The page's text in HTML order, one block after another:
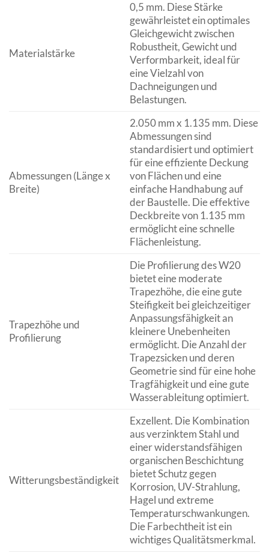
Materialstärke
0,5 mm. Diese Stärke
gewährleistet ein optimales
Gleichgewicht zwischen
Robustheit, Gewicht und
Verformbarkeit, ideal für
eine Vielzahl von
Dachneigungen und
Belastungen.
Abmessungen (Länge x
Breite)
2.050 mm x 1.135 mm. Diese
Abmessungen sind
standardisiert und optimiert
für eine effiziente Deckung
von Flächen und eine
einfache Handhabung auf
der Baustelle. Die effektive
Deckbreite von 1.135 mm
ermöglicht eine schnelle
Flächenleistung.
Trapezhöhe und
Profilierung
Die Profilierung des W20
bietet eine moderate
Trapezhöhe, die eine gute
Steifigkeit bei gleichzeitiger
Anpassungsfähigkeit an
kleinere Unebenheiten
ermöglicht. Die Anzahl der
Trapezsicken und deren
Geometrie sind für eine hohe
Tragfähigkeit und eine gute
Wasserableitung optimiert.
Witterungsbeständigkeit
Exzellent. Die Kombination
aus verzinktem Stahl und
einer widerstandsfähigen
organischen Beschichtung
bietet Schutz gegen
Korrosion, UV-Strahlung,
Hagel und extreme
Temperaturschwankungen.
Die Farbechtheit ist ein
wichtiges Qualitätsmerkmal.